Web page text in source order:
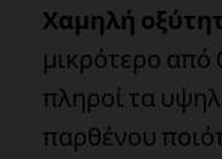
Χαμηλή
μικρότερο από
πληροί τα
παρθένου